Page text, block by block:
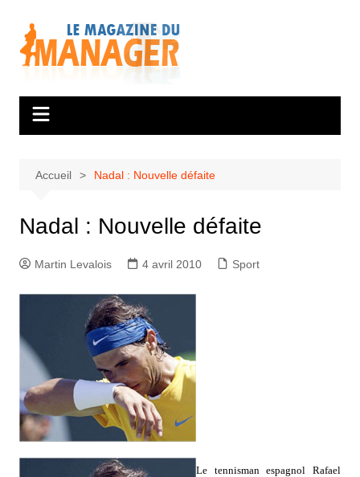
contenu
Accueil Nadal : Nouvelle défaite
Nadal : Nouvelle défaite
Martin Levalois 4 avril 2010 Sport
Le tennisman espagnol Rafael